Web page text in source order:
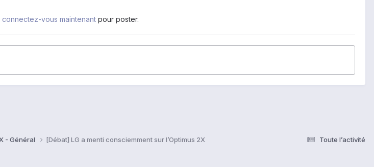
connectez-vous maintenant pour poster.
Toute l’activité
- Général [Débat] LG a menti consciemment sur l’Optimus 2X